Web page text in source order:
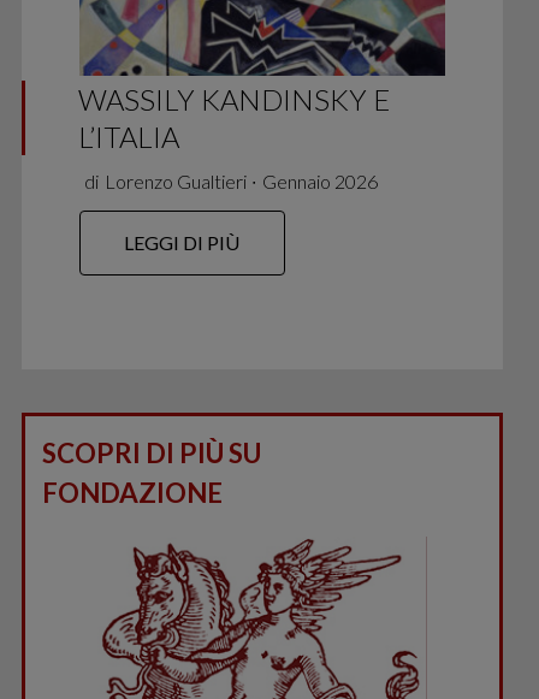
WASSILY KANDINSKY E
L’ITALIA
di Lorenzo Gualtieri ∙ Gennaio 2026
LEGGI DI PIÙ
SCOPRI DI PIÙ SU
FONDAZIONE